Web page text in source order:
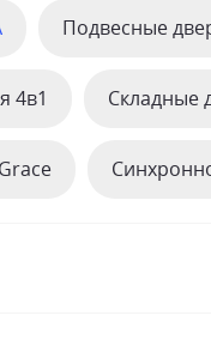
Подвесные
4в1 Складные